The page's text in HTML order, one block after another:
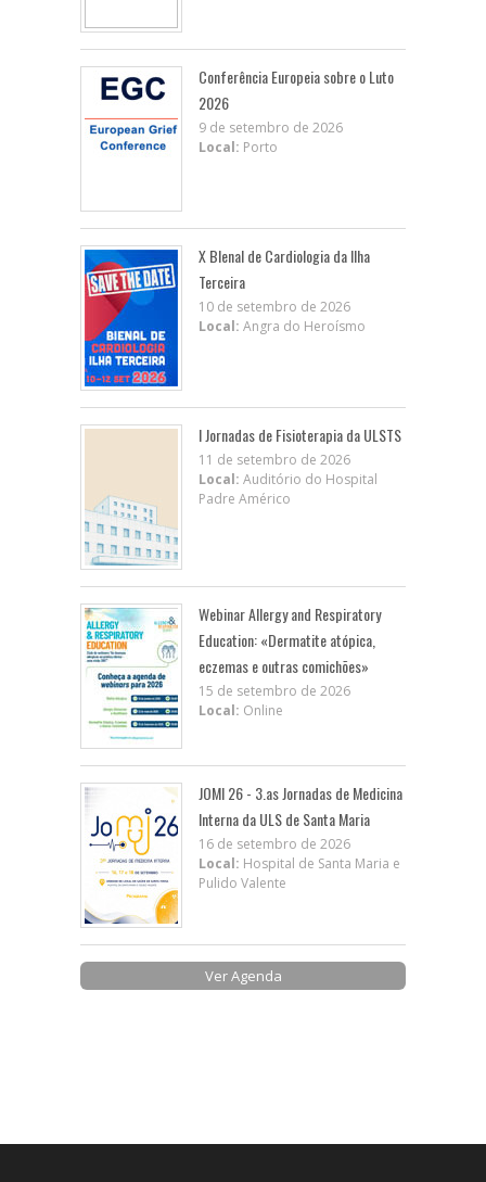
Conferência Europeia sobre o Luto
2026
9 de setembro de 2026
Local: Porto
X BIenal de Cardiologia da Ilha
Terceira
10 de setembro de 2026
Local: Angra do Heroísmo
I Jornadas de Fisioterapia da ULSTS
11 de setembro de 2026
Local: Auditório do Hospital
Padre Américo
Webinar Allergy and Respiratory
Education: «Dermatite atópica,
eczemas e outras comichões»
15 de setembro de 2026
Local: Online
JOMI 26 - 3.as Jornadas de Medicina
Interna da ULS de Santa Maria
16 de setembro de 2026
Local: Hospital de Santa Maria e
Pulido Valente
Ver Agenda